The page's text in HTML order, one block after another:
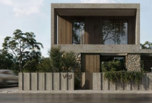
€885 000